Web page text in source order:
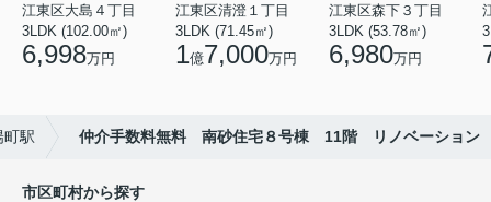
江東区大島４丁目
3LDK (102.00㎡)
6,998万円
江東区清澄１丁目
3LDK (71.45㎡)
1億7,000万円
江東区森下３丁目
3LDK (53.78㎡)
6,980万円
町駅 仲介手数料無料 南砂住宅８号棟 11階 リノベーション
市区町村から探す